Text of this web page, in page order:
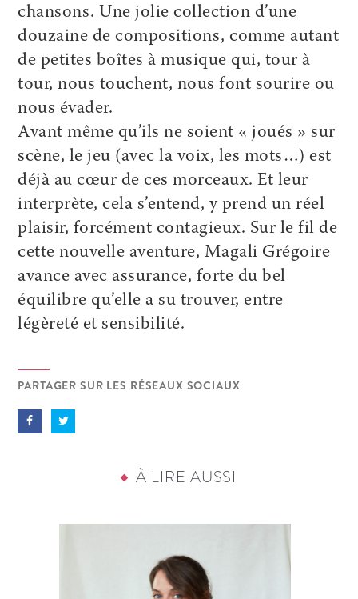
chansons. Une jolie collection d’une
douzaine de compositions, comme autant
de petites boîtes à musique qui, tour à
tour, nous touchent, nous font sourire ou
nous évader.
Avant même qu’ils ne soient « joués » sur
scène, le jeu (avec la voix, les mots…) est
déjà au cœur de ces morceaux. Et leur
interprète, cela s’entend, y prend un réel
plaisir, forcément contagieux. Sur le fil de
cette nouvelle aventure, Magali Grégoire
avance avec assurance, forte du bel
équilibre qu’elle a su trouver, entre
légèreté et sensibilité.
PARTAGER SUR LES RÉSEAUX SOCIAUX
À LIRE AUSSI